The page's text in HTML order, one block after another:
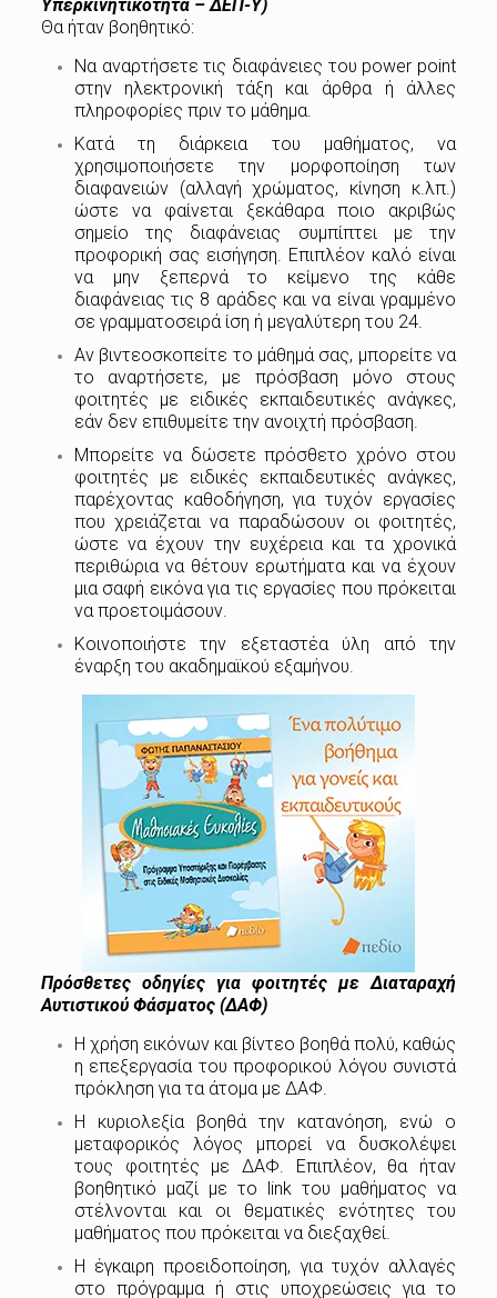
Υπερκινητικότητα – ΔΕΠ-Υ)
Θα ήταν βοηθητικό:
Να αναρτήσετε τις διαφάνειες του power point
στην ηλεκτρονική τάξη και άρθρα ή άλλες
πληροφορίες πριν το μάθημα.
Κατά τη διάρκεια του μαθήματος, να
χρησιμοποιήσετε την μορφοποίηση των
διαφανειών (αλλαγή χρώματος, κίνηση κ.λπ.)
ώστε να φαίνεται ξεκάθαρα ποιο ακριβώς
σημείο της διαφάνειας συμπίπτει με την
προφορική σας εισήγηση. Επιπλέον καλό είναι
να μην ξεπερνά το κείμενο της κάθε
διαφάνειας τις 8 αράδες και να είναι γραμμένο
σε γραμματοσειρά ίση ή μεγαλύτερη του 24.
Αν βιντεοσκοπείτε το μάθημά σας, μπορείτε να
το αναρτήσετε, με πρόσβαση μόνο στους
φοιτητές με ειδικές εκπαιδευτικές ανάγκες,
εάν δεν επιθυμείτε την ανοιχτή πρόσβαση.
Μπορείτε να δώσετε πρόσθετο χρόνο στου
φοιτητές με ειδικές εκπαιδευτικές ανάγκες,
παρέχοντας καθοδήγηση, για τυχόν εργασίες
που χρειάζεται να παραδώσουν οι φοιτητές,
ώστε να έχουν την ευχέρεια και τα χρονικά
περιθώρια να θέτουν ερωτήματα και να έχουν
μια σαφή εικόνα για τις εργασίες που πρόκειται
να προετοιμάσουν.
Κοινοποιήστε την εξεταστέα ύλη από την
έναρξη του ακαδημαϊκού εξαμήνου.
Πρόσθετες οδηγίες για φοιτητές με Διαταραχή
Αυτιστικού Φάσματος (ΔΑΦ)
Η χρήση εικόνων και βίντεο βοηθά πολύ, καθώς
η επεξεργασία του προφορικού λόγου συνιστά
πρόκληση για τα άτομα με ΔΑΦ.
Η κυριολεξία βοηθά την κατανόηση, ενώ ο
μεταφορικός λόγος μπορεί να δυσκολέψει
τους φοιτητές με ΔΑΦ. Επιπλέον, θα ήταν
βοηθητικό μαζί με το link του μαθήματος να
στέλνονται και οι θεματικές ενότητες του
μαθήματος που πρόκειται να διεξαχθεί.
Η έγκαιρη προειδοποίηση, για τυχόν αλλαγές
στο πρόγραμμα ή στις υποχρεώσεις για το